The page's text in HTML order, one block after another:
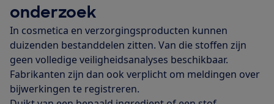
onderzoek
In cosmetica en verzorgingsproducten kunnen
duizenden bestanddelen zitten. Van die stoffen zijn
geen volledige veiligheidsanalyses beschikbaar.
Fabrikanten zijn dan ook verplicht om meldingen over
bijwerkingen te registreren.